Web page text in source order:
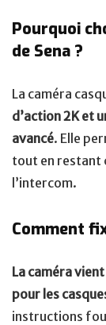
Pourquoi
de Sena ?
La caméra
d’action 2K et
avancé. Elle
tout en restant
l’intercom.
Comment
La caméra
pour les
instructions